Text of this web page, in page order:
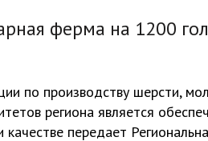
ферма на 1200
по производству шерсти,
региона является
передает